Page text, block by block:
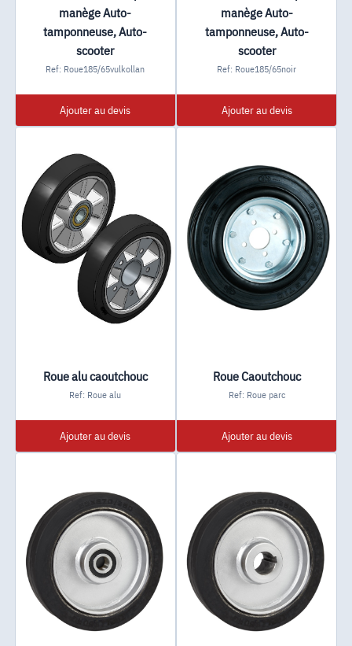
manège Auto-
tamponneuse, Auto-
scooter
Ref: Roue185/65vulkollan
Ajouter au devis
manège Auto-
tamponneuse, Auto-
scooter
Ref: Roue185/65noir
Ajouter au devis
Roue alu caoutchouc
Ref: Roue alu
Ajouter au devis
Roue Caoutchouc
Ref: Roue parc
Ajouter au devis